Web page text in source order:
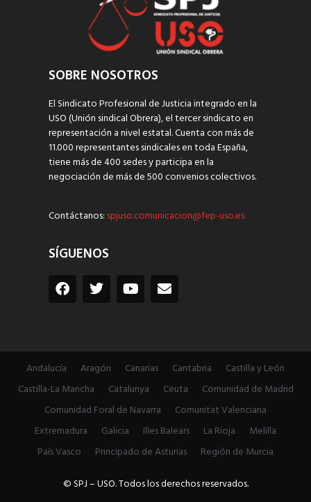
SOBRE NOSOTROS
El Sindicato Profesional de Justicia integrado en la
USO (Unión sindical Obrera), el tercer sindicato en
representación a nivel estatal. Cuenta con más de
11.000 representantes sindicales en toda España,
tiene más de 400 sedes y participa en la
negociación de más de 500 convenios colectivos.
Contáctanos: spjuso.comunicacion@fep-uso.es
SÍGUENOS
Andalucía Aragón Canarias Cantabria
Castilla y León
Castilla-La Mancha
Catalunya Ceuta
Comunidad de Madrid
Comunidad Foral de Navarra
Comunitat Valenciana
Extremadura
Galicia Illes Balears La Rioja
Melilla
País Vasco
Principado de Asturias
Región de Murcia
© SPJ – USO. Todos los derechos reservados.